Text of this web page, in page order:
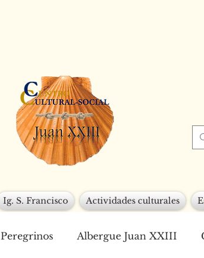
Ig. S. Francisco Actividades culturales
Peregrinos Albergue Juan XXIII